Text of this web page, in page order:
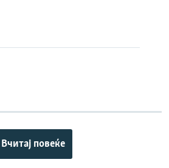
Вчитај повеќе